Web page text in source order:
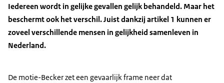
Iedereen wordt in gelijke gevallen gelijk behandeld. Maar het
beschermt ook het verschil. Juist dankzij artikel 1 kunnen er
zoveel verschillende mensen in gelijkheid samenleven in
Nederland.
De motie-Becker zet een gevaarlijk frame neer dat